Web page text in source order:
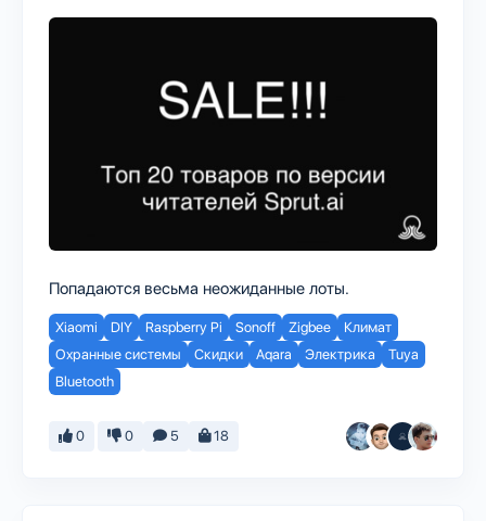
Попадаются весьма неожиданные лоты.
Xiaomi DIY Raspberry Pi Sonoff Zigbee
Климат
Охранные системы
Скидки Aqara Электрика
Tuya
Bluetooth
0 0 5 18